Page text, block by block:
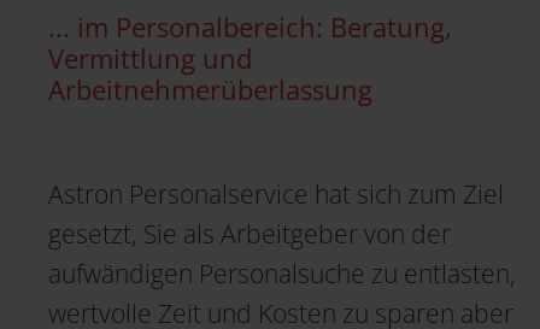
... im Personalbereich: Beratung,
Vermittlung und
Arbeitnehmerüberlassung
Astron Personalservice hat sich zum Ziel
gesetzt, Sie als Arbeitgeber von der
aufwändigen Personalsuche zu entlasten,
wertvolle Zeit und Kosten zu sparen aber